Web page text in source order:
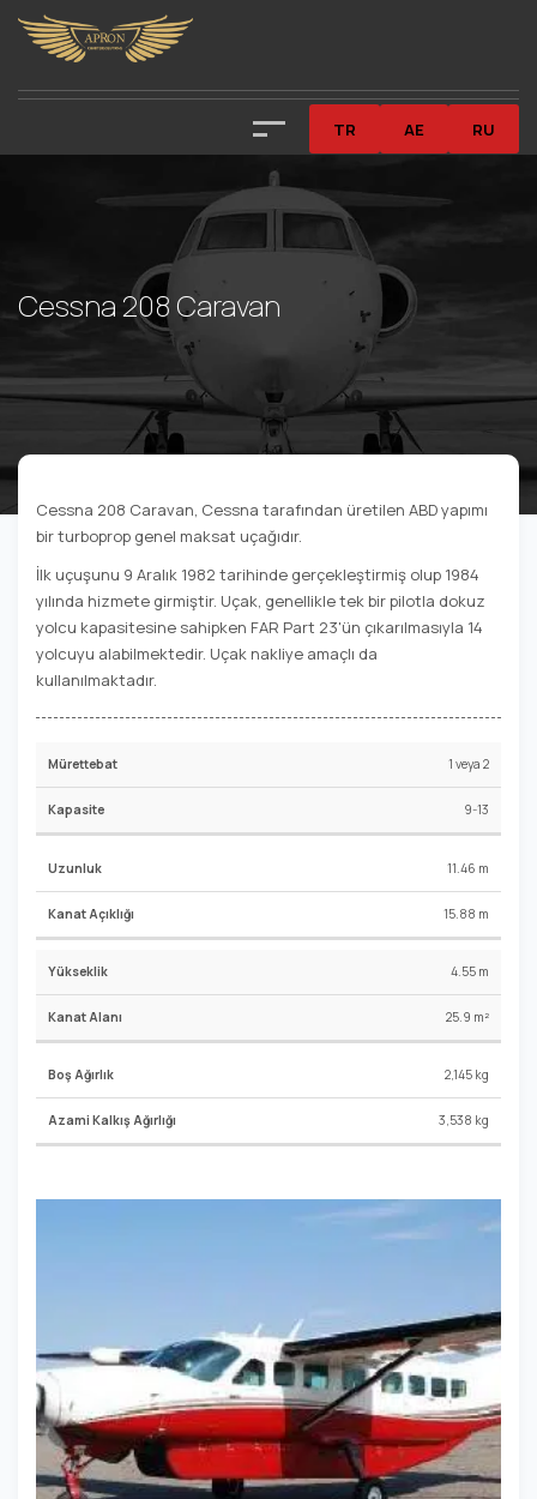
TR AE RU
Cessna 208 Caravan
Cessna 208 Caravan, Cessna tarafından üretilen ABD yapımı
bir turboprop genel maksat uçağıdır.
İlk uçuşunu 9 Aralık 1982 tarihinde gerçekleştirmiş olup 1984
yılında hizmete girmiştir. Uçak, genellikle tek bir pilotla dokuz
yolcu kapasitesine sahipken FAR Part 23'ün çıkarılmasıyla 14
yolcuyu alabilmektedir. Uçak nakliye amaçlı da
kullanılmaktadır.
1 veya 2
9-13
11.46 m
15.88 m
4.55 m
25.9 m²
2,145 kg
3,538 kg